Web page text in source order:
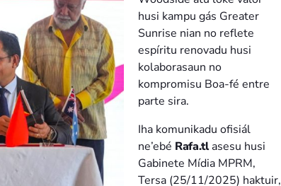
husi kampu gás Greater
Sunrise nian no reflete
espíritu renovadu husi
kolaborasaun no
kompromisu Boa-fé entre
parte sira.
Iha komunikadu ofisiál
ne’ebé Rafa.tlasesu husi
Gabinete Mídia MPRM,
Tersa (25/11/2025) haktuir,